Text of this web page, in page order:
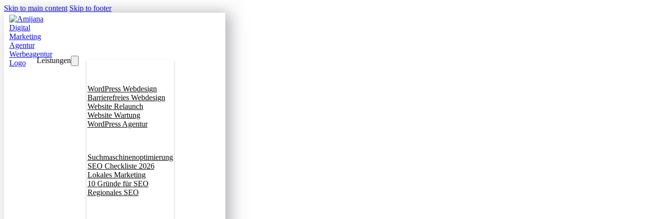
Skip to main content Skip to footer
Leistungen
WordPress Webdesign
Barrierefreies Webdesign
Website Relaunch
Website Wartung
WordPress Agentur
Suchmaschinenoptimierung
SEO Checkliste 2026
Lokales Marketing
10 Gründe für SEO
Regionales SEO